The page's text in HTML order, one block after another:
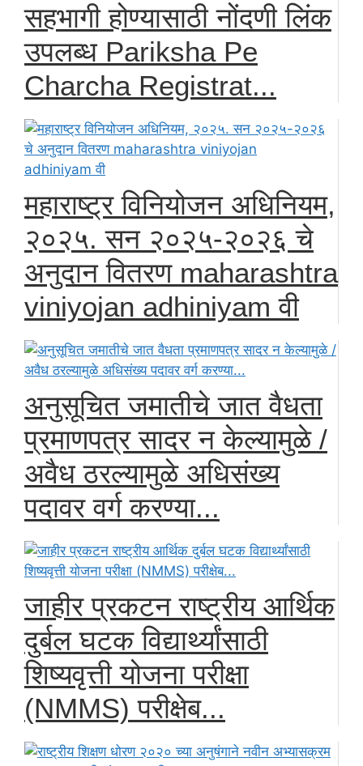
सहभागी होण्यासाठी नोंदणी लिंक
उपलब्ध Pariksha Pe
Charcha Registrat...
महाराष्ट्र विनियोजन अधिनियम,
२०२५. सन २०२५-२०२६ चे
अनुदान वितरण maharashtra
viniyojan adhiniyam वी
अनुसूचित जमातीचे जात वैधता
प्रमाणपत्र सादर न केल्यामुळे /
अवैध ठरल्यामुळे अधिसंख्य
पदावर वर्ग करण्या...
जाहीर प्रकटन राष्ट्रीय आर्थिक
दुर्बल घटक विद्यार्थ्यांसाठी
शिष्यवृत्ती योजना परीक्षा
(NMMS) परीक्षेब...